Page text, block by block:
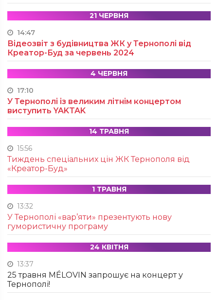
21 ЧЕРВНЯ
14:47
Відеозвіт з будівництва ЖК у Тернополі від
Креатор-Буд за червень 2024
4 ЧЕРВНЯ
17:10
У Тернополі із великим літнім концертом
виступить YAKTAK
14 ТРАВНЯ
15:56
Тиждень спеціальних цін ЖК Тернополя від
«Креатор-Буд»
1 ТРАВНЯ
13:32
У Тернополі «вар’яти» презентують нову
гумористичну програму
24 КВІТНЯ
13:37
25 травня MÉLOVIN запрошує на концерт у
Тернополі!